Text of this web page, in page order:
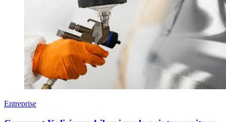
Entreprise